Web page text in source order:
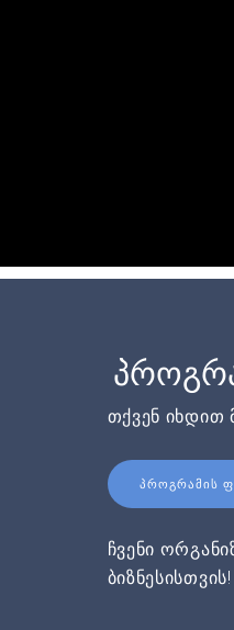
თქვენ
ᲞᲠᲝᲒᲠᲐᲛᲘᲡ
ჩვენი
ბიზნესისთვის!